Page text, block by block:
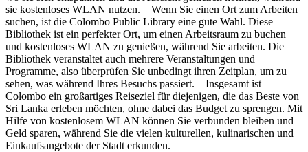
sie kostenloses WLAN nutzen. Wenn Sie einen Ort zum Arbeiten
suchen, ist die Colombo Public Library eine gute Wahl. Diese
Bibliothek ist ein perfekter Ort, um einen Arbeitsraum zu buchen
und kostenloses WLAN zu genießen, während Sie arbeiten. Die
Bibliothek veranstaltet auch mehrere Veranstaltungen und
Programme, also überprüfen Sie unbedingt ihren Zeitplan, um zu
sehen, was während Ihres Besuchs passiert. Insgesamt ist
Colombo ein großartiges Reiseziel für diejenigen, die das Beste von
Sri Lanka erleben möchten, ohne dabei das Budget zu sprengen. Mit
Hilfe von kostenlosem WLAN können Sie verbunden bleiben und
Geld sparen, während Sie die vielen kulturellen, kulinarischen und
Einkaufsangebote der Stadt erkunden.